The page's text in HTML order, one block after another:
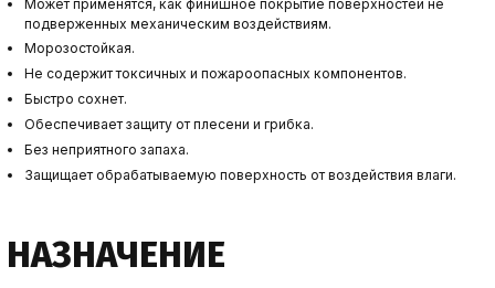
Может применятся, как финишное покрытие поверхностей не
подверженных механическим воздействиям.
Морозостойкая.
Не содержит токсичных и пожароопасных компонентов.
Быстро сохнет.
Обеспечивает защиту от плесени и грибка.
Без неприятного запаха.
Защищает обрабатываемую поверхность от воздействия влаги.
НАЗНАЧЕНИЕ